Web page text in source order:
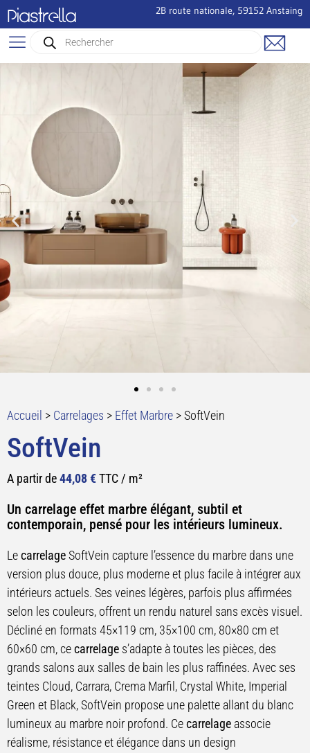
Piastrella 2B route nationale, 59152 Anstaing
Accueil > Carrelages > Effet Marbre >SoftVein
SoftVein
A partir de44,08€TTC / m²
Un carrelage effet marbre élégant, subtil et
contemporain, pensé pour les intérieurs lumineux.
LecarrelageSoftVein capture l’essence du marbre dans une
version plus douce, plus moderne et plus facile à intégrer aux
intérieurs actuels. Ses veines légères, parfois plus affirmées
selon les couleurs, offrent un rendu naturel sans excès visuel.
Décliné en formats 45×119 cm, 35×100 cm, 80×80 cm et
60×60 cm, cecarrelage s’adapte à toutes les pièces, des
grands salons aux salles de bain les plus raffinées. Avec ses
teintes Cloud, Carrara, Crema Marfil, Crystal White, Imperial
Green et Black, SoftVein propose une palette allant du blanc
lumineux au marbre noir profond. Cecarrelage associe
réalisme, résistance et élégance dans un design